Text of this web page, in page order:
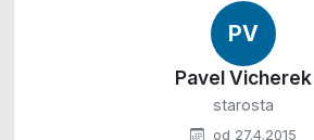
PV
Pavel Vicherek
starosta
od 27.4.2015